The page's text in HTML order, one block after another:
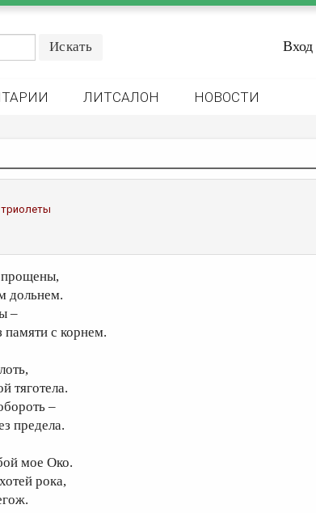
Вход
ЛИТСАЛОН НОВОСТИ
прощены,
дольнем.
–
с корнем.
тяготела.
–
предела.
мое Око.
рока,